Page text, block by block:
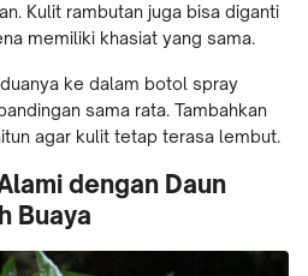
Kulit rambutan juga bisa diganti
memiliki khasiat yang sama.
ke dalam botol spray
sama rata. Tambahkan
agar kulit tetap terasa lembut.
dengan Daun
Buaya